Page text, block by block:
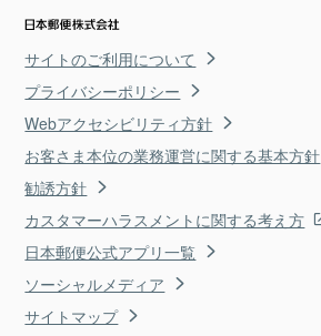
サイトのご利用について
プライバシーポリシー
Webアクセシビリティ方針
お客さま本位の業務運営に関する基本方針
勧誘方針
カスタマーハラスメントに関する考え方
日本郵便公式アプリ一覧
ソーシャルメディア
サイトマップ